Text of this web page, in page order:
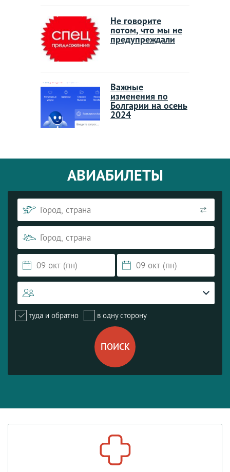
Не говорите
потом, что мы не
предупреждали
Важные
изменения по
Болгарии на осень
2024
АВИАБИЛЕТЫ
туда и обратно в одну сторону